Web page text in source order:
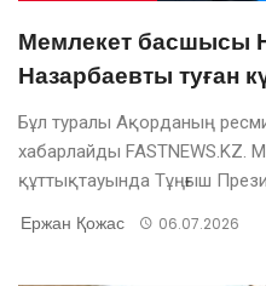
Мемлекет басшысы
Назарбаевты туған
Бұл туралы Ақорданың
хабарлайды FASTNEWS.KZ.
құттықтауында Тұңғыш
Ержан Қожас 06.07.2026